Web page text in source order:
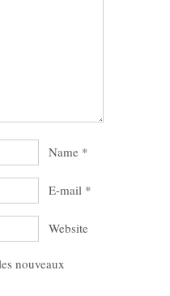
Name *
E-mail *
Website
nouveaux